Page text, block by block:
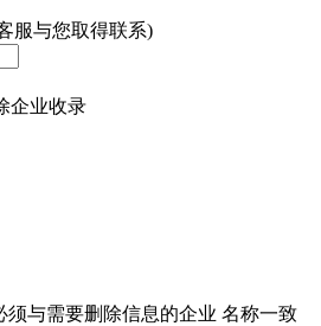
服与您取得联系)
企业收录
须与需要删除信息的企业 名称一致